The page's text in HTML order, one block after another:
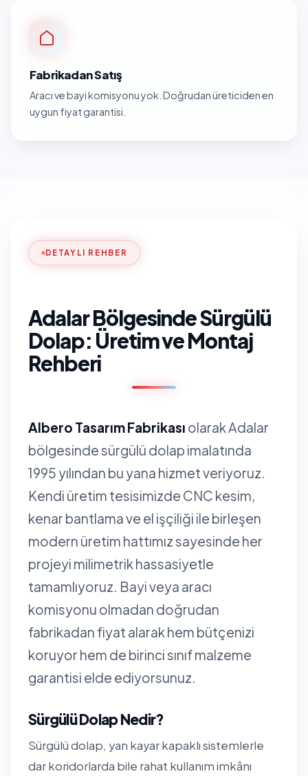
Fabrikadan Satış
Aracı ve bayi komisyonu yok. Doğrudan üreticiden en
uygun fiyat garantisi.
DETAYLI REHBER
Adalar Bölgesinde Sürgülü
Dolap: Üretim ve Montaj
Rehberi
Albero Tasarım Fabrikası olarak Adalar
bölgesinde sürgülü dolap imalatında
1995 yılından bu yana hizmet veriyoruz.
Kendi üretim tesisimizde CNC kesim,
kenar bantlama ve el işçiliği ile birleşen
modern üretim hattımız sayesinde her
projeyi milimetrik hassasiyetle
tamamlıyoruz. Bayi veya aracı
komisyonu olmadan doğrudan
fabrikadan fiyat alarak hem bütçenizi
koruyor hem de birinci sınıf malzeme
garantisi elde ediyorsunuz.
Sürgülü Dolap Nedir?
Sürgülü dolap, yan kayar kapaklı sistemlerle
dar koridorlarda bile rahat kullanım imkânı